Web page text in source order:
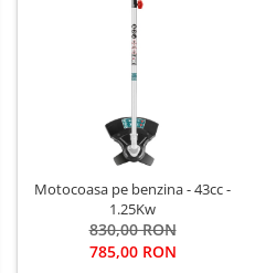
Motocoasa pe benzina - 43cc -
1.25Kw
830,00 RON
785,00 RON